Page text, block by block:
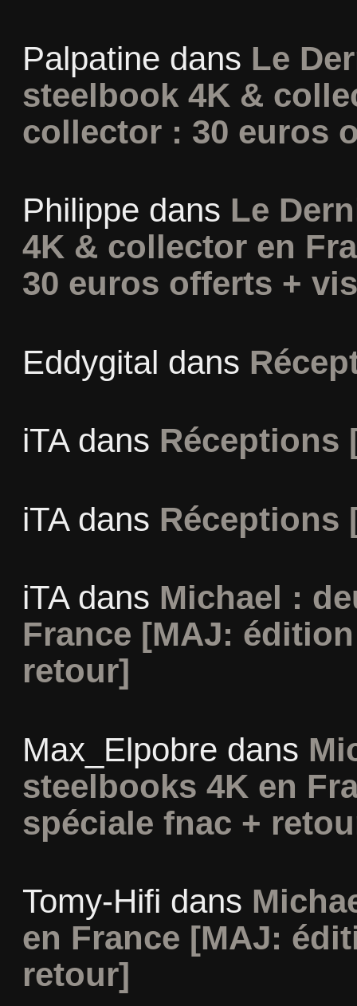
Palpatine dans Le
steelbook 4K &
collector : 30 euros
Philippe dans Le
4K & collector en
30 euros offerts +
Eddygital dans
iTAdans Réceptions
iTAdans Réceptions
iTAdans Michael :
France [MAJ:
retour]
Max_Elpobre dans
steelbooks 4K en
spéciale fnac +
Tomy-Hifi dans
en France [MAJ:
retour]